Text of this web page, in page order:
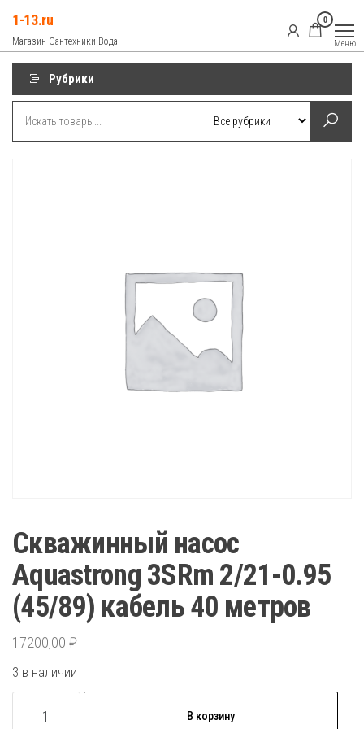
содержимому
1-13.ru
Магазин Сантехники Вода
0
Меню
Рубрики
Скважинный насос
Aquastrong 3SRm 2/21-0.95
(45/89) кабель 40 метров
17200,00 ₽
3 в наличии
товара
В корзину